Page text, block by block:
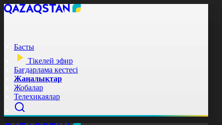
Басты
Тікелей эфир
Бағдарлама кестесі
Жаңалықтар
Жобалар
Телехикаялар